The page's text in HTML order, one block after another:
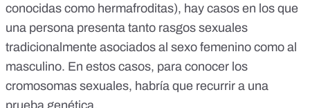
conocidas como hermafroditas), hay casos en los que
una persona presenta tanto rasgos sexuales
tradicionalmente asociados al sexo femenino como al
masculino. En estos casos, para conocer los
cromosomas sexuales, habría que recurrir a una
prueba genética.